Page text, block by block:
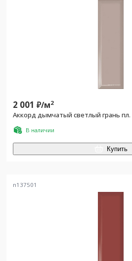
2 001 ₽/м2
Аккорд дымчатый светлый грань пл.
В наличии
Купить
n137501